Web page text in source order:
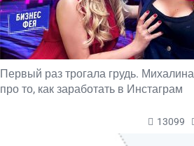
Первый раз трогала грудь. Михалина
про то, как заработать в Инстаграм
13099